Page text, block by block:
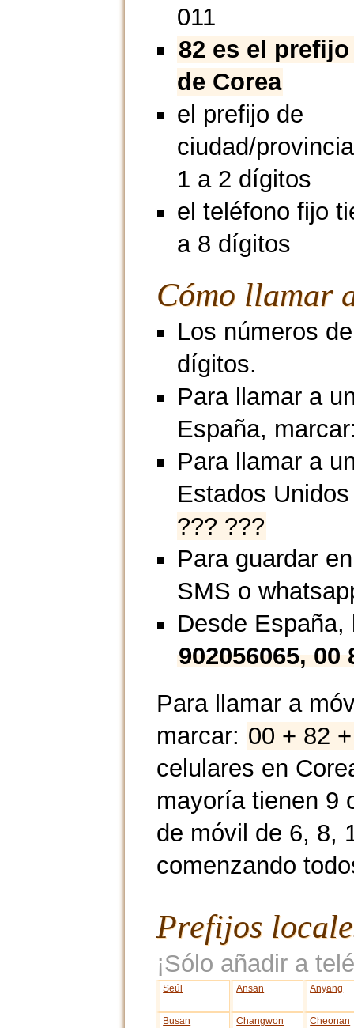
011
82 es el
de Corea
el prefijo de
ciudad/
1 a 2 dígitos
el teléfono fijo
a 8 dígitos
Cómo llamar
Los números
dígitos.
Para llamar a
España,
Para llamar a
Estados
??? ???
Para guardar
SMS o
Desde
902056065,
Para llamar a
marcar: 00 + 82
celulares en
mayoría tienen 9
de móvil de 6, 8,
comenzando
Prefijos
¡Sólo añadir a
Seúl Ansan Anyang
Busan Changwon Cheonan